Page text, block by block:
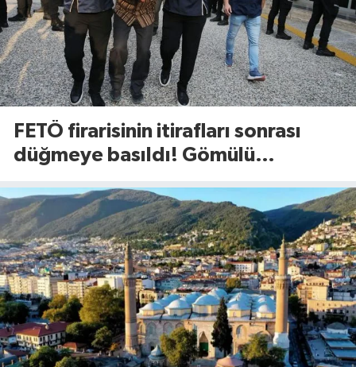
FETÖ firarisinin itirafları sonrası
düğmeye basıldı! Gömülü